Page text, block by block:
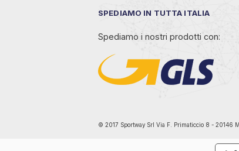
SPEDIAMO IN TUTTA ITALIA
Spediamo i nostri prodotti con:
© 2017 Sportway Srl Via F. Primaticcio 8 - 20146